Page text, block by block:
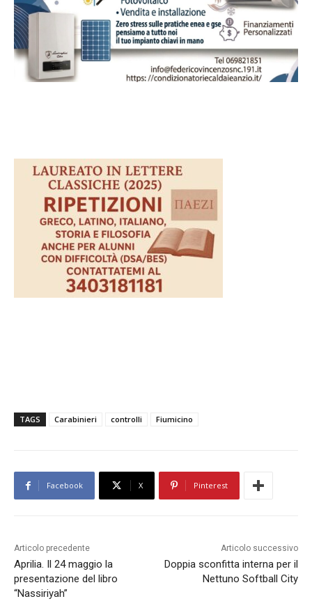
TAGS Carabinieri controlli Fiumicino
Facebook X Pinterest
Articolo precedente
Aprilia. Il 24 maggio la
presentazione del libro
“Nassiriyah”
Articolo successivo
Doppia sconfitta interna per il
Nettuno Softball City